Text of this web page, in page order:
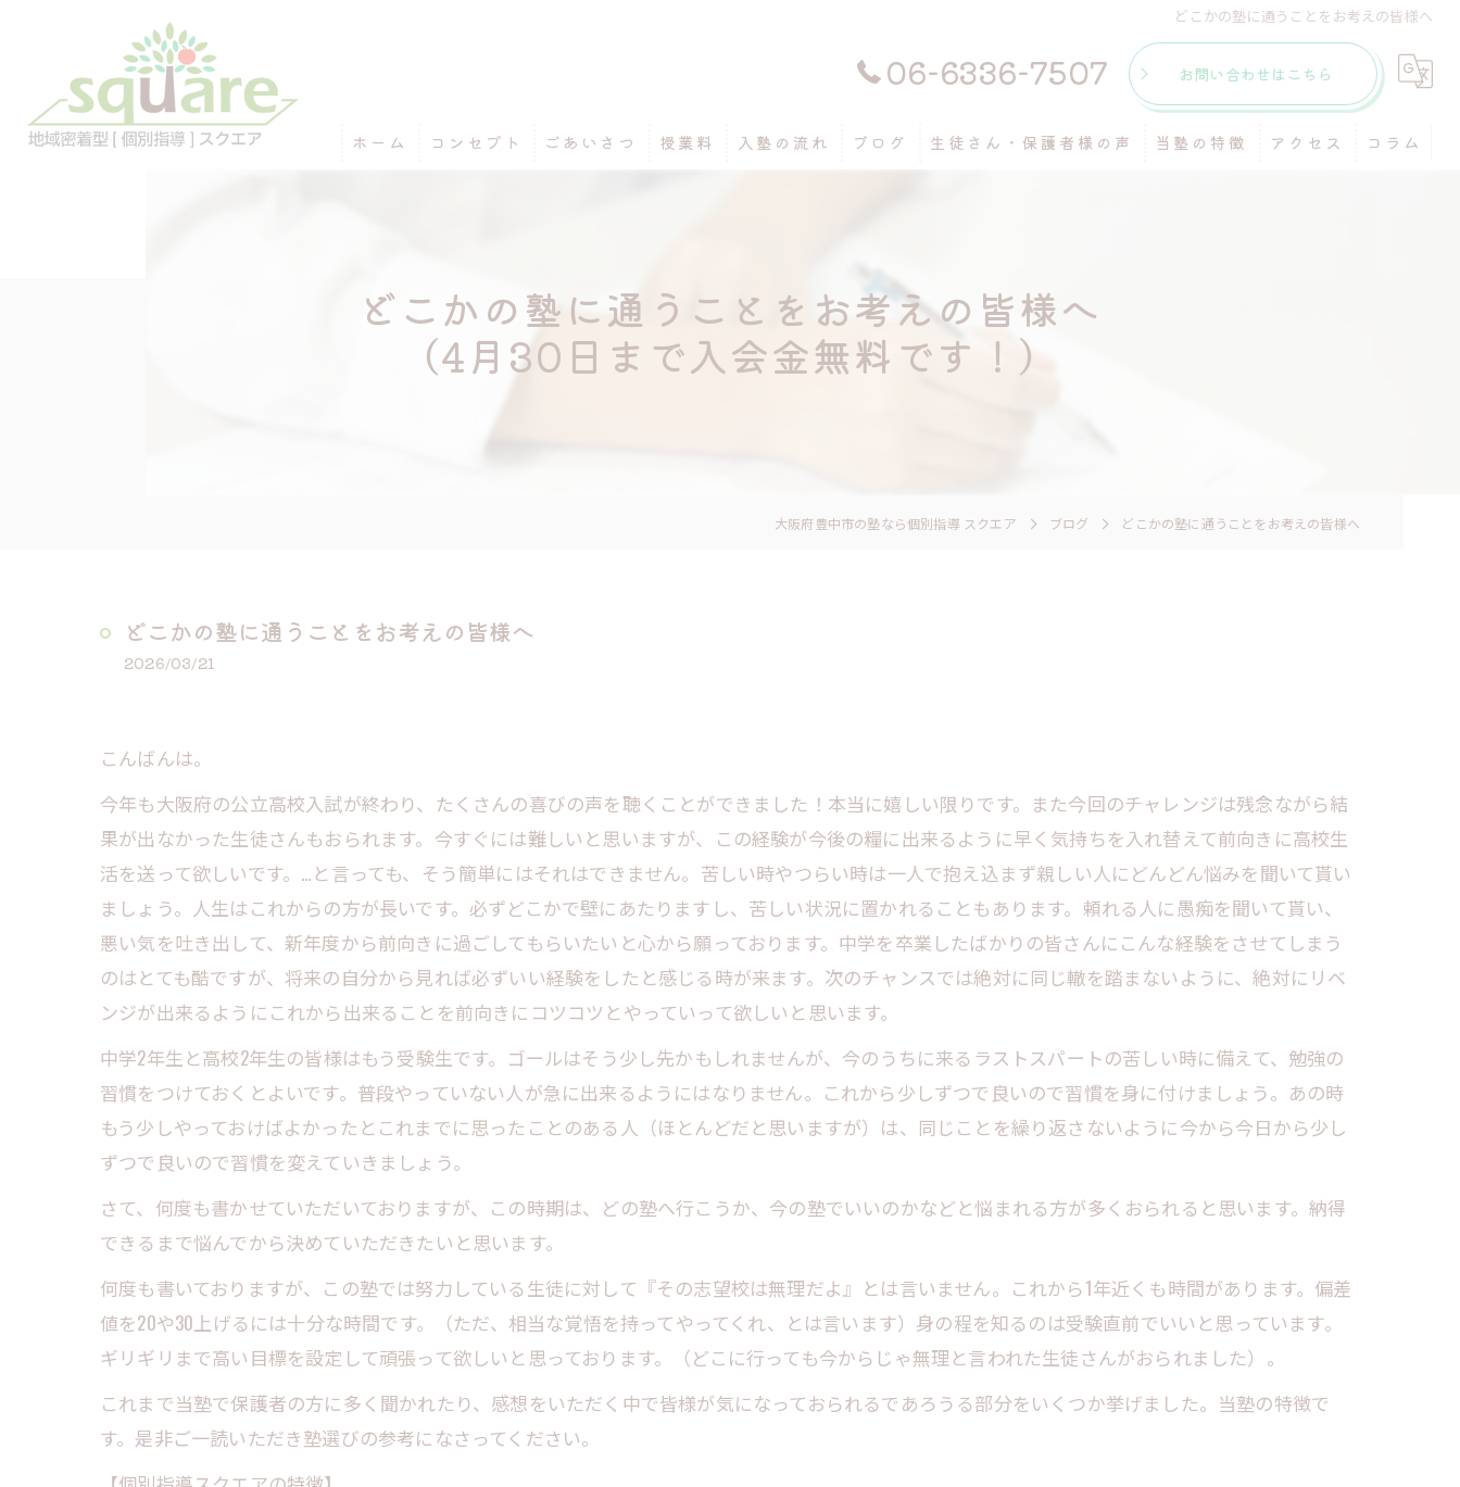
どこかの塾に通うことをお考えの皆様へ
06-6336-7507 お問い合わせはこちら
ホーム コンセプト ごあいさつ 授業料 入塾の流れ ブログ 生徒さん・保護者様の声 当塾の特徴 アクセス コラム
どこかの塾に通うことをお考えの皆様へ
（4月30日まで入会金無料です！）
大阪府豊中市の塾なら個別指導 スクエア ブログ どこかの塾に通うことをお考えの皆様へ
どこかの塾に通うことをお考えの皆様へ
2026/03/21
こんばんは。
今年も大阪府の公立高校入試が終わり、たくさんの喜びの声を聴くことができました！本当に嬉しい限りです。また今回のチャレンジは残念ながら結
果が出なかった生徒さんもおられます。今すぐには難しいと思いますが、この経験が今後の糧に出来るように早く気持ちを入れ替えて前向きに高校生
活を送って欲しいです。…と言っても、そう簡単にはそれはできません。苦しい時やつらい時は一人で抱え込まず親しい人にどんどん悩みを聞いて貰い
ましょう。人生はこれからの方が長いです。必ずどこかで壁にあたりますし、苦しい状況に置かれることもあります。頼れる人に愚痴を聞いて貰い、
悪い気を吐き出して、新年度から前向きに過ごしてもらいたいと心から願っております。中学を卒業したばかりの皆さんにこんな経験をさせてしまう
のはとても酷ですが、将来の自分から見れば必ずいい経験をしたと感じる時が来ます。次のチャンスでは絶対に同じ轍を踏まないように、絶対にリベ
ンジが出来るようにこれから出来ることを前向きにコツコツとやっていって欲しいと思います。
中学2年生と高校2年生の皆様はもう受験生です。ゴールはそう少し先かもしれませんが、今のうちに来るラストスパートの苦しい時に備えて、勉強の
習慣をつけておくとよいです。普段やっていない人が急に出来るようにはなりません。これから少しずつで良いので習慣を身に付けましょう。あの時
もう少しやっておけばよかったとこれまでに思ったことのある人（ほとんどだと思いますが）は、同じことを繰り返さないように今から今日から少し
ずつで良いので習慣を変えていきましょう。
さて、何度も書かせていただいておりますが、この時期は、どの塾へ行こうか、今の塾でいいのかなどと悩まれる方が多くおられると思います。納得
できるまで悩んでから決めていただきたいと思います。
何度も書いておりますが、この塾では努力している生徒に対して『その志望校は無理だよ』とは言いません。これから1年近くも時間があります。偏差
値を20や30上げるには十分な時間です。（ただ、相当な覚悟を持ってやってくれ、とは言います）身の程を知るのは受験直前でいいと思っています。
ギリギリまで高い目標を設定して頑張って欲しいと思っております。（どこに行っても今からじゃ無理と言われた生徒さんがおられました）。
これまで当塾で保護者の方に多く聞かれたり、感想をいただく中で皆様が気になっておられるであろうる部分をいくつか挙げました。当塾の特徴で
す。是非ご一読いただき塾選びの参考になさってください。